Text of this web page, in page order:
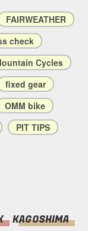
FAIRWEATHER
check
Cycles
fixed gear
OMM bike
PIT TIPS
KAGOSHIMA